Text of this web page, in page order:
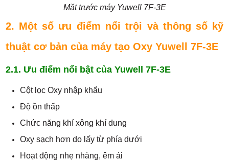
Mặt trước máy Yuwell 7F-3E
2. Một số ưu điểm nổi trội và thông số kỹ
thuật cơ bản của máy tạo Oxy Yuwell 7F-3E
2.1. Ưu điểm nổi bật của Yuwell 7F-3E
Cột lọc Oxy nhập khẩu
Độ ồn thấp
Chức năng khí xông khí dung
Oxy sạch hơn do lấy từ phía dưới
Hoạt động nhẹ nhàng, êm ái